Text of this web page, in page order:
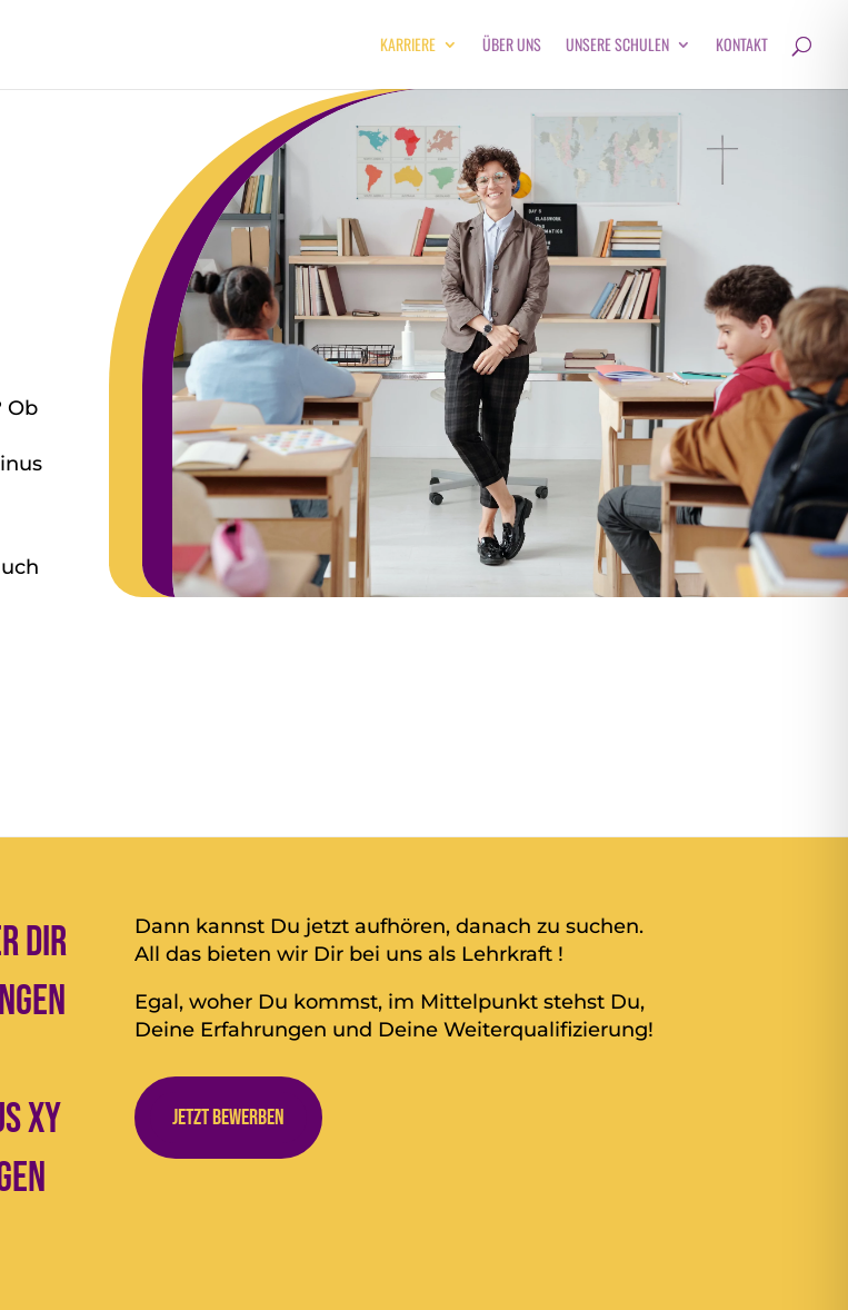
KARRIERE ÜBER UNS UNSERE SCHULEN KONTAKT
Ob
dir
xy
Dann kannst Du jetzt aufhören, danach zu suchen.
All das bieten wir Dir bei uns als Lehrkraft !
Egal, woher Du kommst, im Mittelpunkt stehst Du,
Deine Erfahrungen und Deine Weiterqualifizierung!
Jetzt bewerben